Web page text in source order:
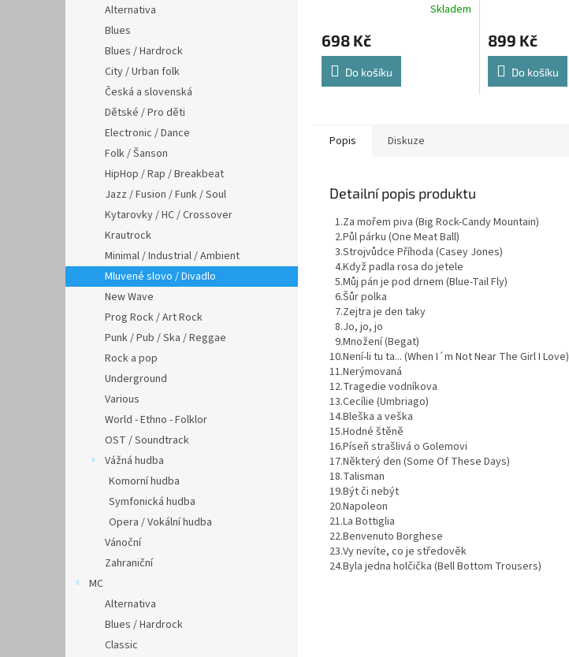
Alternativa
Blues
Blues / Hardrock
City / Urban folk
Česká a slovenská
Dětské / Pro děti
Electronic / Dance
Folk / Šanson
HipHop / Rap / Breakbeat
Jazz / Fusion / Funk / Soul
Kytarovky / HC / Crossover
Krautrock
Minimal / Industrial / Ambient
Mluvené slovo / Divadlo
New Wave
Prog Rock / Art Rock
Punk / Pub / Ska / Reggae
Rock a pop
Underground
Various
World - Ethno - Folklor
OST / Soundtrack
Vážná hudba
Komorní hudba
Symfonická hudba
Opera / Vokální hudba
Vánoční
Zahraniční
MC
Alternativa
Blues / Hardrock
Classic
Skladem
698 Kč
Do košíku
899 Kč
Do košíku
Popis Diskuze
Detailní popis produktu
1.Za mořem piva (Big Rock-Candy Mountain)
2.Půl párku (One Meat Ball)
3.Strojvůdce Příhoda (Casey Jones)
4.Když padla rosa do jetele
5.Můj pán je pod drnem (Blue-Tail Fly)
6.Šůr polka
7.Zejtra je den taky
8.Jo, jo, jo
9.Množení (Begat)
10.Není-li tu ta... (When I´m Not Near The Girl I Love)
11.Nerýmovaná
12.Tragedie vodníkova
13.Cecílie (Umbriago)
14.Bleška a veška
15.Hodné štěně
16.Píseň strašlivá o Golemovi
17.Některý den (Some Of These Days)
18.Talisman
19.Být či nebýt
20.Napoleon
21.La Bottiglia
22.Benvenuto Borghese
23.Vy nevíte, co je středověk
24.Byla jedna holčička (Bell Bottom Trousers)